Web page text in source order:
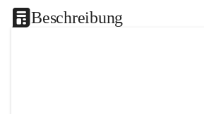
Beschreibung